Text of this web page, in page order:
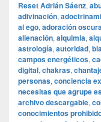
Reset Adrián Sáenz,
adivinación,
al ego, adoración
alienación, alquimia,
astrología, autoridad,
campos energéticos,
digital, chakras,
personas, conciencia
necesitas que agrupe
archivo descargable,
conocimientos